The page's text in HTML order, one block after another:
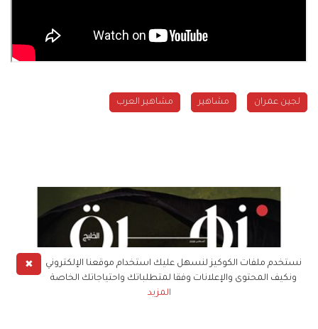
لجين عمران مشاهير مشاهير العرب
✖
نستخدم ملفات الكوكيز لنسهل عليك استخدام موقعنا الإلكتروني
ونكيف المحتوى والإعلانات وفقا لمتطلباتك واحتياجاتك الخاصة
المزيد